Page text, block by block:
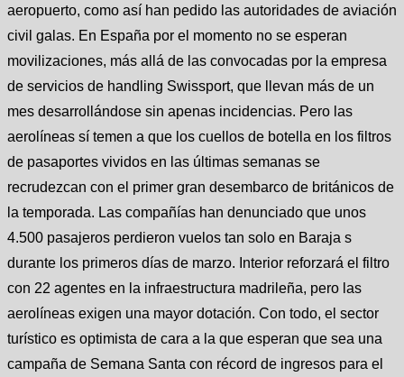
aeropuerto, como así han pedido las autoridades de aviación
civil galas. En España por el momento no se esperan
movilizaciones, más allá de las convocadas por la empresa
de servicios de handling Swissport, que llevan más de un
mes desarrollándose sin apenas incidencias. Pero las
aerolíneas sí temen a que los cuellos de botella en los filtros
de pasaportes vividos en las últimas semanas se
recrudezcan con el primer gran desembarco de británicos de
la temporada. Las compañías han denunciado que unos
4.500 pasajeros perdieron vuelos tan solo en Baraja s
durante los primeros días de marzo. Interior reforzará el filtro
con 22 agentes en la infraestructura madrileña, pero las
aerolíneas exigen una mayor dotación. Con todo, el sector
turístico es optimista de cara a la que esperan que sea una
campaña de Semana Santa con récord de ingresos para el